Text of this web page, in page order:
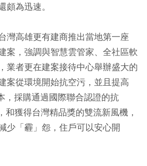
頗為迅速。
灣高雄更有建商推出當地第一座
案，強調與智慧雲管家、全社區軟
業者更在建案接待中心舉辦盛大的
案從環境開始抗空污，並且提高
，採購通過國際聯合認證的抗
和獲得台灣精品獎的雙流新風機，
少「霾」怨，住戶可以安心開